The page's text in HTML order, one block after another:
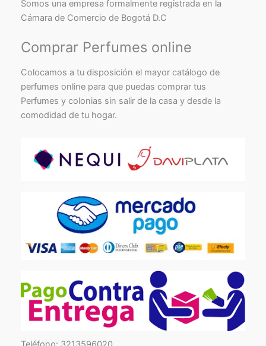
Somos una empresa formalmente registrada en la
Cámara de Comercio de Bogotá D.C
Comprar Perfumes online
Colocamos a tu disposición el mayor catálogo de
perfumes online para que puedas comprar tus
Perfumes y colonias sin salir de la casa y desde la
comodidad de tu hogar.
TikTokFacebook
Instagram